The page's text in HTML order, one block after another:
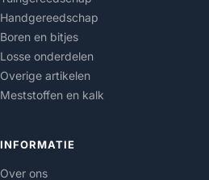
Handgereedschap
Boren en bitjes
Losse onderdelen
Overige artikelen
Meststoffen en kalk
INFORMATIE
Over ons